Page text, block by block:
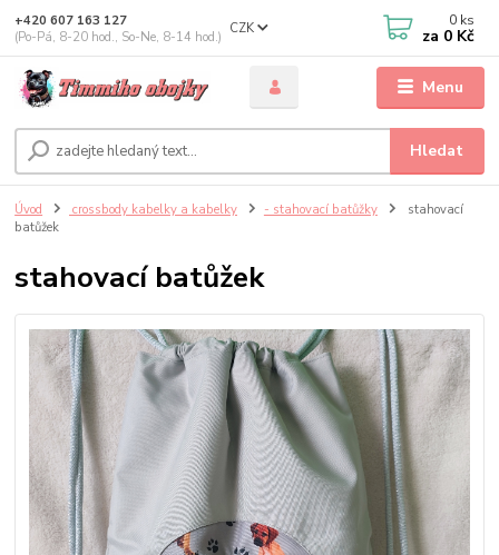
Menu
CZK
Hledat
+420 607 163 127
(Po-Pá, 8-20 hod., So-Ne, 8-14 hod.)
0 ks
za 0 Kč
Úvod crossbody kabelky a kabelky - stahovací batůžky
stahovací
batůžek
stahovací batůžek